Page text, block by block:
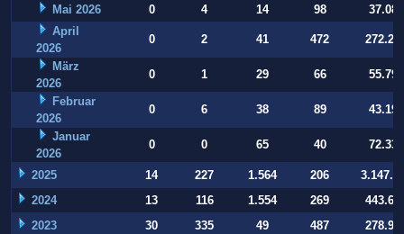
Mai 2026 0 4 14 98
37.084
April
2026
0 2 41 472
März
2026
0 1 29 66
55.794
Februar
2026
0 6 38 89
43.197
Januar
2026
0 0 65 40 72.332
2025 14 227 1.564 206
2024
13 116 1.554 269
2023
30 335 49 487